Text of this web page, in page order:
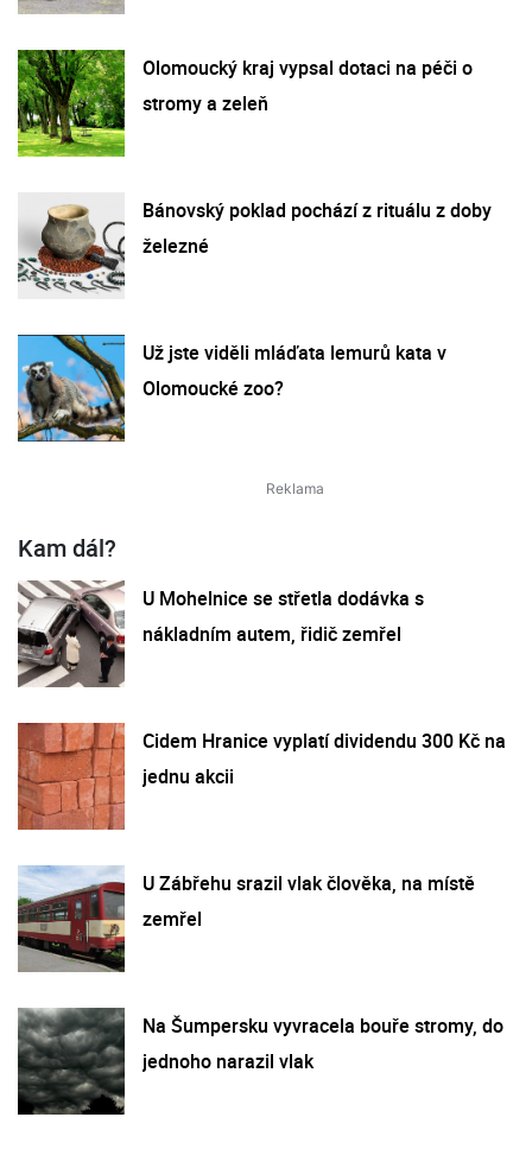
Olomoucký kraj vypsal dotaci na péči o
stromy a zeleň
Bánovský poklad pochází z rituálu z doby
železné
Už jste viděli mláďata lemurů kata v
Olomoucké zoo?
Kam dál?
U Mohelnice se střetla dodávka s
nákladním autem, řidič zemřel
Cidem Hranice vyplatí dividendu 300 Kč na
jednu akcii
U Zábřehu srazil vlak člověka, na místě
zemřel
Na Šumpersku vyvracela bouře stromy, do
jednoho narazil vlak